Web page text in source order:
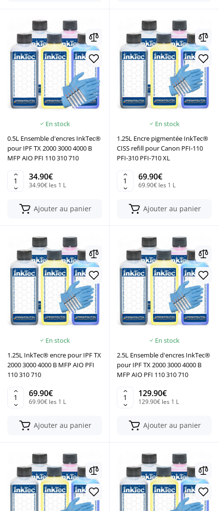
En stock
0.5L Ensemble d'encres InkTec®
pour IPF TX 2000 3000 4000 B
MFP AIO PFI 110 310 710
34.90€
34.90€ les 1 L
Ajouter au panier
En stock
1.25L Encre pigmentée InkTec®
CISS refill pour Canon PFI-110
PFI-310 PFI-710 XL
69.90€
69.90€ les 1 L
Ajouter au panier
En stock
1.25L InkTec® encre pour IPF TX
2000 3000 4000 B MFP AIO PFI
110 310 710
69.90€
69.90€ les 1 L
Ajouter au panier
En stock
2.5L Ensemble d'encres InkTec®
pour IPF TX 2000 3000 4000 B
MFP AIO PFI 110 310 710
129.90€
129.90€ les 1 L
Ajouter au panier